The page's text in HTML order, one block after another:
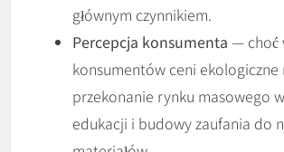
głównym czynnikiem.
Percepcja konsumenta — choć
konsumentów ceni ekologiczne
przekonanie rynku masowego
edukacji i budowy zaufania do